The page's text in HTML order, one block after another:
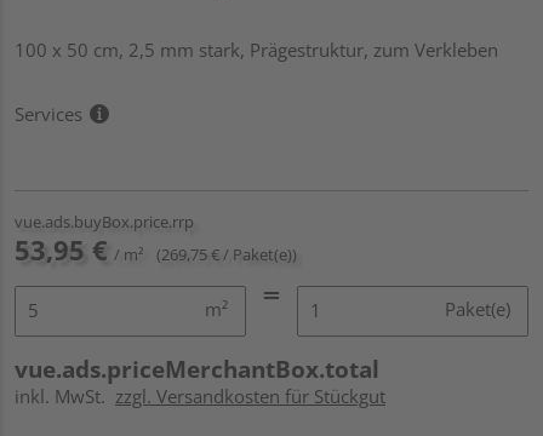
100 x 50 cm, 2,5 mm stark, Prägestruktur, zum Verkleben
Services
vue.ads.buyBox.price.rrp
53,95 € / m² (269,75 € / Paket(e))
m² Paket(e)
vue.ads.priceMerchantBox.total
inkl. MwSt. zzgl. Versandkosten für Stückgut